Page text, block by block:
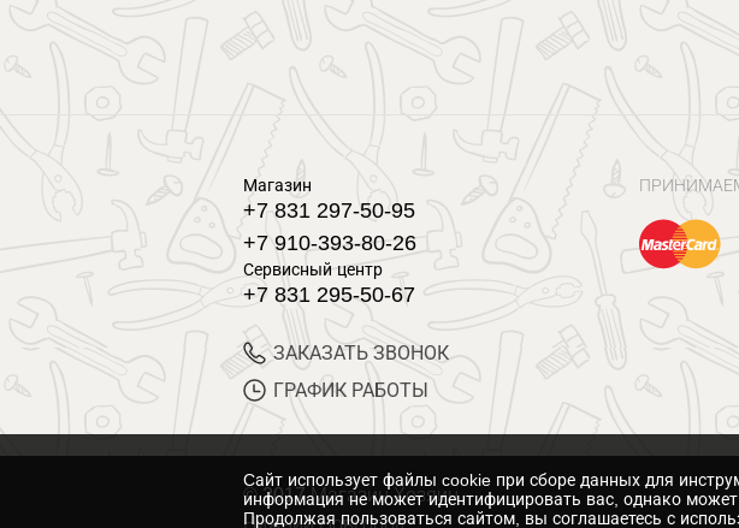
Магазин
+7 831 297-50-95
+7 910-393-80-26
Сервисный центр
+7 831 295-50-67
ЗАКАЗАТЬ ЗВОНОК
ГРАФИК РАБОТЫ
© 2017 Магазин Хозяин
Нижний Новгород
Cайт использует файлы cookie при сборе данных для
информация не может идентифицировать вас, однако
Продолжая пользоваться сайтом, вы соглашаетесь с